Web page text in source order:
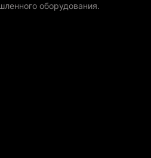
оборудования.